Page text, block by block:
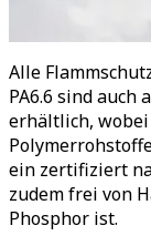
Alle
PA6.6 sind
erhältlich,
ein zertifiziert
zudem frei von
Phosphor ist.